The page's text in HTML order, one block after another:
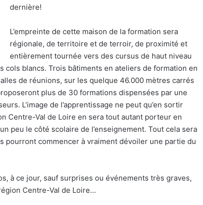
dernière!
L’empreinte de cette maison de la formation sera
régionale, de territoire et de terroir, de proximité et
entièrement tournée vers des cursus de haut niveau
cols blancs. Trois bâtiments en ateliers de formation en
de réunions, sur les quelque 46.000 mètres carrés
plus de 30 formations dispensées par une
L’image de l’apprentissage ne peut qu’en sortir
Centre-Val de Loire en sera tout autant porteur en
peu le côté scolaire de l’enseignement. Tout cela sera
pourront commencer à vraiment dévoiler une partie du
à ce jour, sauf surprises ou événements très graves,
Centre-Val de Loire…